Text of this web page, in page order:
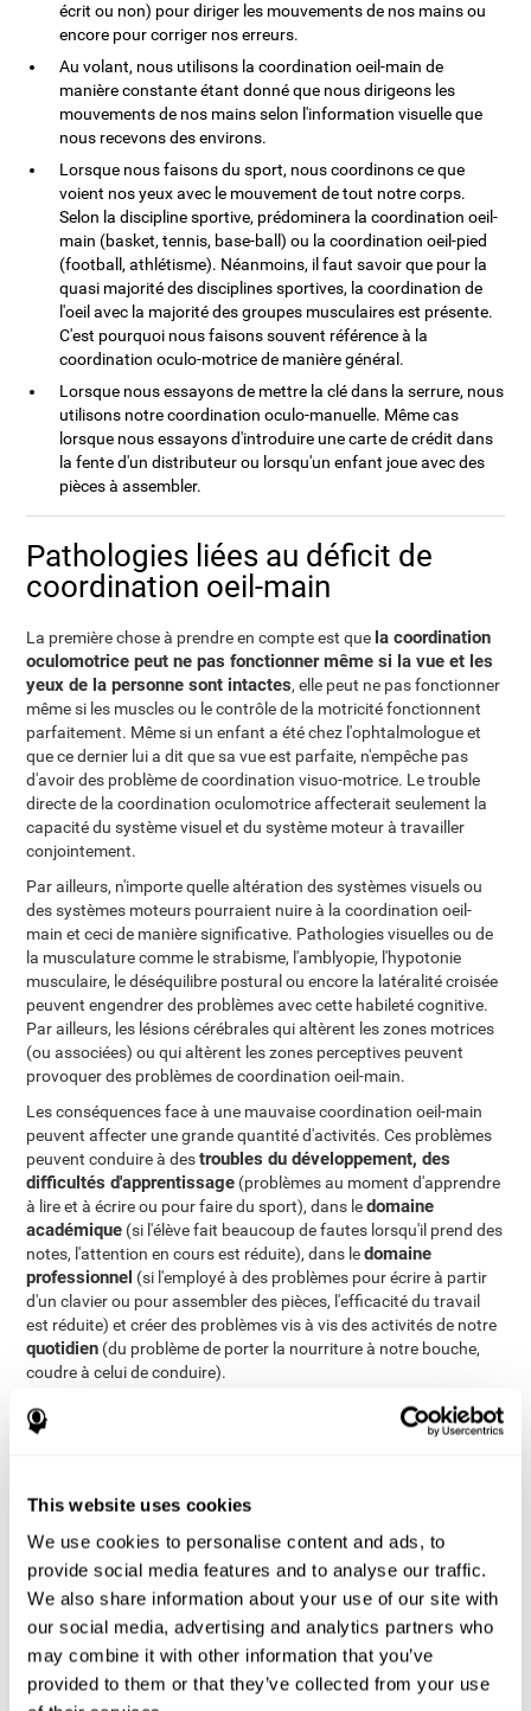
This website uses cookies
We use cookies to personalise content and ads, to
provide social media features and to analyse our traffic.
We also share information about your use of our site with
our social media, advertising and analytics partners who
may combine it with other information that you’ve
provided to them or that they’ve collected from your use
écrit ou non) pour diriger les mouvements de nos mains ou
encore pour corriger nos erreurs.
Au volant, nous utilisons la coordination oeil-main de
manière constante étant donné que nous dirigeons les
mouvements de nos mains selon l'information visuelle que
nous recevons des environs.
Lorsque nous faisons du sport, nous coordinons ce que
voient nos yeux avec le mouvement de tout notre corps.
Selon la discipline sportive, prédominera la coordination oeil-
main (basket, tennis, base-ball) ou la coordination oeil-pied
(football, athlétisme). Néanmoins, il faut savoir que pour la
quasi majorité des disciplines sportives, la coordination de
l'oeil avec la majorité des groupes musculaires est présente.
C'est pourquoi nous faisons souvent référence à la
coordination oculo-motrice de manière général.
Lorsque nous essayons de mettre la clé dans la serrure, nous
utilisons notre coordination oculo-manuelle. Même cas
lorsque nous essayons d'introduire une carte de crédit dans
la fente d'un distributeur ou lorsqu'un enfant joue avec des
pièces à assembler.
Pathologies liées au déficit de
coordination oeil-main
La première chose à prendre en compte est que la coordination
oculomotrice peut ne pas fonctionner même si la vue et les
yeux de la personne sont intactes, elle peut ne pas fonctionner
même si les muscles ou le contrôle de la motricité fonctionnent
parfaitement. Même si un enfant a été chez l'ophtalmologue et
que ce dernier lui a dit que sa vue est parfaite, n'empêche pas
d'avoir des problème de coordination visuo-motrice. Le trouble
directe de la coordination oculomotrice affecterait seulement la
capacité du système visuel et du système moteur à travailler
conjointement.
Par ailleurs, n'importe quelle altération des systèmes visuels ou
des systèmes moteurs pourraient nuire à la coordination oeil-
main et ceci de manière significative. Pathologies visuelles ou de
la musculature comme le strabisme, l'amblyopie, l'hypotonie
musculaire, le déséquilibre postural ou encore la latéralité croisée
peuvent engendrer des problèmes avec cette habileté cognitive.
Par ailleurs, les lésions cérébrales qui altèrent les zones motrices
(ou associées) ou qui altèrent les zones perceptives peuvent
provoquer des problèmes de coordination oeil-main.
Les conséquences face à une mauvaise coordination oeil-main
peuvent affecter une grande quantité d'activités. Ces problèmes
peuvent conduire à destroubles du développement, des
difficultés d'apprentissage (problèmes au moment d'apprendre
à lire et à écrire ou pour faire du sport), dans ledomaine
académique (si l'élève fait beaucoup de fautes lorsqu'il prend des
notes, l'attention en cours est réduite), dans ledomaine
professionnel (si l'employé à des problèmes pour écrire à partir
d'un clavier ou pour assembler des pièces, l'efficacité du travail
est réduite) et créer des problèmes vis à vis des activités de notre
quotidien (du problème de porter la nourriture à notre bouche,
coudre à celui de conduire).
Comment mesurer et évaluer la
comportements du jour le jour. Evoluer correctement dans notre
environnement implique directement une bonne coordination oeil-
main. Par delà, évaluer la coordination oeil-main peut être d'une
grande aide dans bien des domaines de notre vie: dans le
domaine scolaire (pour savoir si un enfant va à avoir des
problèmes pour écrire ou pour faire des activités en toute
réussite), dans le domaine de la santé (pour savoir si un patient